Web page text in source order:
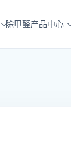
除甲醛产品中心